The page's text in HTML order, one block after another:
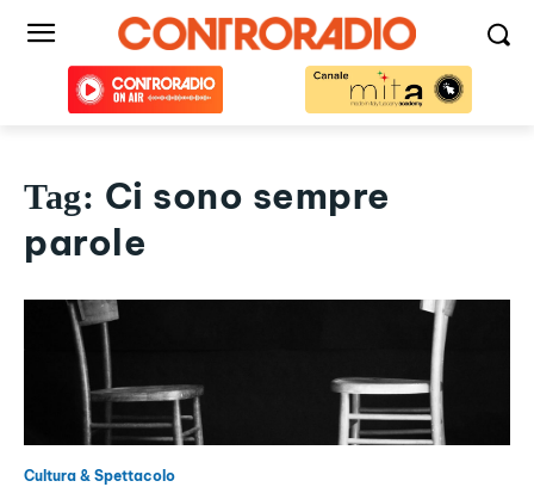
Tag: Ci sono sempre
parole
Cultura & Spettacolo